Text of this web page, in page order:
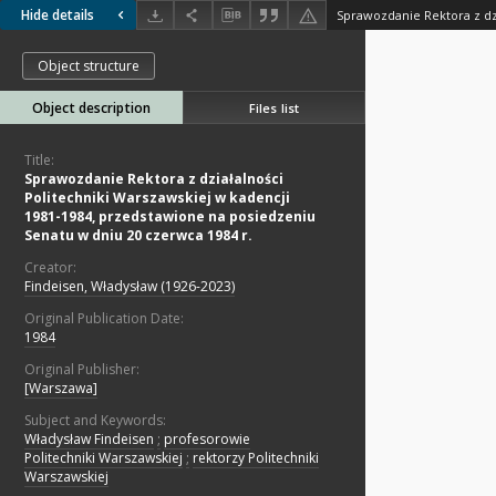
Hide details
Object structure
Object description Files list
Title:
Sprawozdanie Rektora z działalności
Politechniki Warszawskiej w kadencji
1981-1984, przedstawione na posiedzeniu
Senatu w dniu 20 czerwca 1984 r.
Creator:
Findeisen, Władysław (1926-2023)
Original Publication Date:
1984
Original Publisher:
[Warszawa]
Subject and Keywords:
Władysław Findeisen ; profesorowie
Politechniki Warszawskiej ; rektorzy Politechniki
Warszawskiej